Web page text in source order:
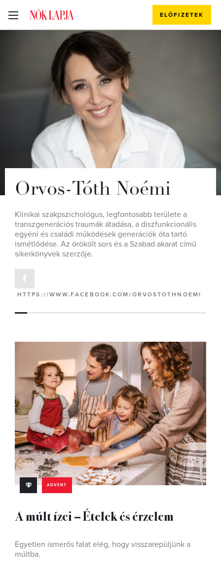
ELŐFIZETEK
Orvos-Tóth Noémi
Klinikai szakpszichológus, legfontosabb területe a
transzgenerációs traumák átadása, a diszfunkcionális
egyéni és családi működések generációk óta tartó
ismétlődése. Az örökölt sors és a Szabad akarat című
sikerkönyvek szerzője.
HTTPS://WWW.FACEBOOK.COM/ORVOSTOTHNOEMI
ADVENT
A múlt ízei – Ételek és érzelem
Egyetlen ismerős falat elég, hogy visszarepüljünk a
múltba.